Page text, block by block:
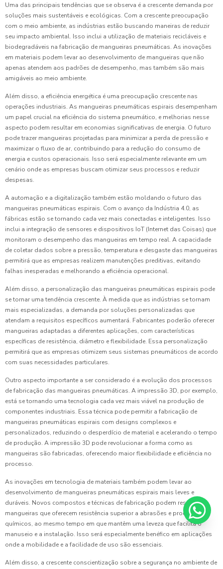
Uma das principais tendências que se observa é a crescente demanda por
soluções mais sustentáveis e ecológicas. Com a crescente preocupação
com o meio ambiente, as indústrias estão buscando maneiras de reduzir
seu impacto ambiental. Isso inclui a utilização de materiais recicláveis e
biodegradáveis na fabricação de mangueiras pneumáticas. As inovações
em materiais podem levar ao desenvolvimento de mangueiras que não
apenas atendem aos padrões de desempenho, mas também são mais
amigáveis ao meio ambiente.
Além disso, a eficiência energética é uma preocupação crescente nas
operações industriais. As mangueiras pneumáticas espirais desempenham
um papel crucial na eficiência do sistema pneumático, e melhorias nesse
aspecto podem resultar em economias significativas de energia. O futuro
pode trazer mangueiras projetadas para minimizar a perda de pressão e
maximizar o fluxo de ar, contribuindo para a redução do consumo de
energia e custos operacionais. Isso será especialmente relevante em um
cenário onde as empresas buscam otimizar seus processos e reduzir
despesas.
A automação e a digitalização também estão moldando o futuro das
mangueiras pneumáticas espirais. Com o avanço da Indústria 4.0, as
fábricas estão se tornando cada vez mais conectadas e inteligentes. Isso
inclui a integração de sensores e dispositivos IoT (Internet das Coisas) que
monitoram o desempenho das mangueiras em tempo real. A capacidade
de coletar dados sobre a pressão, temperatura e desgaste das mangueiras
permitirá que as empresas realizem manutenções preditivas, evitando
falhas inesperadas e melhorando a eficiência operacional.
Além disso, a personalização das mangueiras pneumáticas espirais pode
se tornar uma tendência crescente. À medida que as indústrias se tornam
mais especializadas, a demanda por soluções personalizadas que
atendam a requisitos específicos aumentará. Fabricantes poderão oferecer
mangueiras adaptadas a diferentes aplicações, com características
específicas de resistência, diâmetro e flexibilidade. Essa personalização
permitirá que as empresas otimizem seus sistemas pneumáticos de acordo
com suas necessidades particulares.
Outro aspecto importante a ser considerado é a evolução dos processos
de fabricação das mangueiras pneumáticas. A impressão 3D, por exemplo,
está se tornando uma tecnologia cada vez mais viável na produção de
componentes industriais. Essa técnica pode permitir a fabricação de
mangueiras pneumáticas espirais com designs complexos e
personalizados, reduzindo o desperdício de material e acelerando o tempo
de produção. A impressão 3D pode revolucionar a forma como as
mangueiras são fabricadas, oferecendo maior flexibilidade e eficiência no
processo.
As inovações em tecnologia de materiais também podem levar ao
desenvolvimento de mangueiras pneumáticas espirais mais leves e
duráveis. Novos compostos e técnicas de fabricação podem resultar em
mangueiras que oferecem resistência superior a abrasões e produtos
químicos, ao mesmo tempo em que mantêm uma leveza que facilita o
manuseio e a instalação. Isso será especialmente benéfico em aplicações
onde a mobilidade e a facilidade de uso são essenciais.
Além disso, a crescente conscientização sobre a segurança no ambiente de